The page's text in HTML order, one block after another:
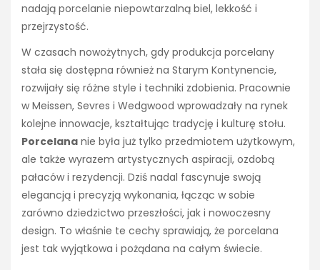
nadają porcelanie niepowtarzalną biel, lekkość i
przejrzystość.
W czasach nowożytnych, gdy produkcja porcelany
stała się dostępna również na Starym Kontynencie,
rozwijały się różne style i techniki zdobienia. Pracownie
w Meissen, Sevres i Wedgwood wprowadzały na rynek
kolejne innowacje, kształtując tradycję i kulturę stołu.
Porcelana nie była już tylko przedmiotem użytkowym,
ale także wyrazem artystycznych aspiracji, ozdobą
pałaców i rezydencji. Dziś nadal fascynuje swoją
elegancją i precyzją wykonania, łącząc w sobie
zarówno dziedzictwo przeszłości, jak i nowoczesny
design. To właśnie te cechy sprawiają, że porcelana
jest tak wyjątkowa i pożądana na całym świecie.